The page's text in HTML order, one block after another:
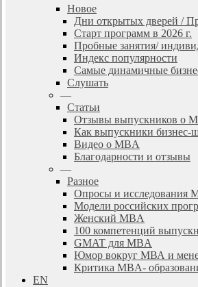
Новое
Дни открытых дверей /
Старт программ в 2026 г.
Пробные занятия/
Индекс популярности
Самые динамичные
Слушать
—
Статьи
Отзывы выпускников о
Как выпускники
Видео о MBA
Благодарности и отзывы
—
Разное
Опросы и исследования
Модели российских
Женский MBA
100 компетенций
GMAT для MBA
Юмор вокруг МВА и
Критика MBA-
EN